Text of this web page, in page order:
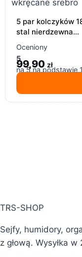
5 par kolczyków
stal nierdzewna
cyrkonia helix
wkręcane srebro
Oceniony
5
na 5 na podstawie 1
99,90 zł
TRS-SHOP
Sejfy, humidory,
z głową. Wysyłka